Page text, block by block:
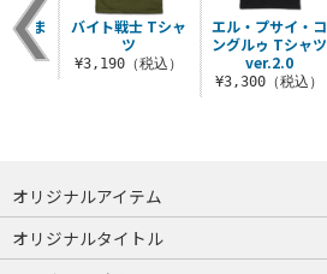
エル・プサイ・コ
ングルゥ Tシャツ
ver.2.0
¥3,300（税込）
まま
込）
バイト戦士 Tシャ
ツ
¥3,190（税込）
オリジナルアイテム
つままれ
つかまれ
ピョコッテ
オリジナルタイトル
アイテムヤ
ミスカトニック大學購買部